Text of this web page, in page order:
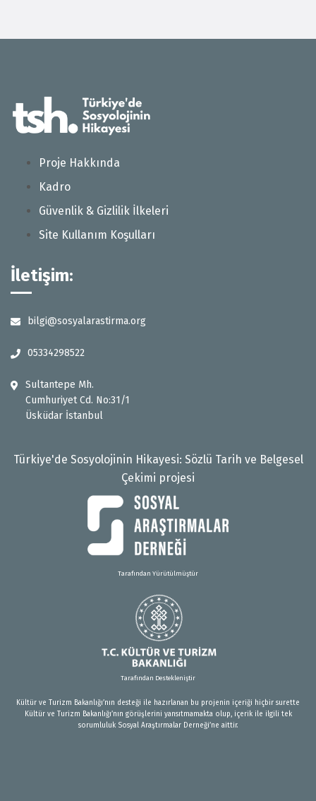
Proje Hakkında
Kadro
Güvenlik & Gizlilik İlkeleri
Site Kullanım Koşulları
İletişim:
bilgi@sosyalarastirma.org
05334298522
Sultantepe Mh.
Cumhuriyet Cd. No:31/1
Üsküdar İstanbul
Türkiye'de Sosyolojinin Hikayesi: Sözlü Tarih ve Belgesel
Çekimi projesi
Tarafından Yürütülmüştür
Tarafından Destekleniştir
Kültür ve Turizm Bakanlığı’nın desteği ile hazırlanan bu projenin içeriği hiçbir surette
Kültür ve Turizm Bakanlığı’nın görüşlerini yansıtmamakta olup, içerik ile ilgili tek
sorumluluk Sosyal Araştırmalar Derneği’ne aittir.